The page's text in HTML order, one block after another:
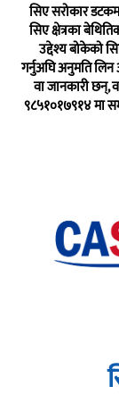
सिए सरोकार डटकम
सिए क्षेत्रका
उद्देश्य बोकेको
गर्नुअघि अनुमति
वा जानकारी छन्,
९८५१०१७९१४ मा